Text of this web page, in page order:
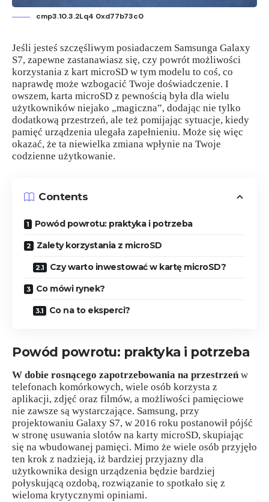
cmp3.10.3.2Lq4 0xd77b73c0
Jeśli jesteś szczęśliwym posiadaczem Samsunga Galaxy
S7, zapewne zastanawiasz się, czy powrót możliwości
korzystania z kart microSD w tym modelu to coś, co
naprawdę może wzbogacić Twoje doświadczenie. I
owszem, karta microSD z pewnością była dla wielu
użytkowników niejako „magiczna”, dodając nie tylko
dodatkową przestrzeń, ale też pomijając sytuacje, kiedy
pamięć urządzenia ulegała zapełnieniu. Może się więc
okazać, że ta niewielka zmiana wpłynie na Twoje
codzienne użytkowanie.
Contents
Powód powrotu: praktyka i potrzeba
Zalety korzystania z microSD
Czy warto inwestować w kartę microSD?
Co mówi rynek?
Co na to eksperci?
Powód powrotu: praktyka i potrzeba
W dobie rosnącego zapotrzebowania na przestrzeńw
telefonach komórkowych, wiele osób korzysta z
aplikacji, zdjęć oraz filmów, a możliwości pamięciowe
nie zawsze są wystarczające. Samsung, przy
projektowaniu Galaxy S7, w 2016 roku postanowił pójść
w stronę usuwania slotów na karty microSD, skupiając
się na wbudowanej pamięci. Mimo że wiele osób przyjęło
ten krok z nadzieją, iż bardziej przyjazny dla
użytkownika design urządzenia będzie bardziej
połyskującą ozdobą, rozwiązanie to spotkało się z
wieloma krytycznymi opiniami.